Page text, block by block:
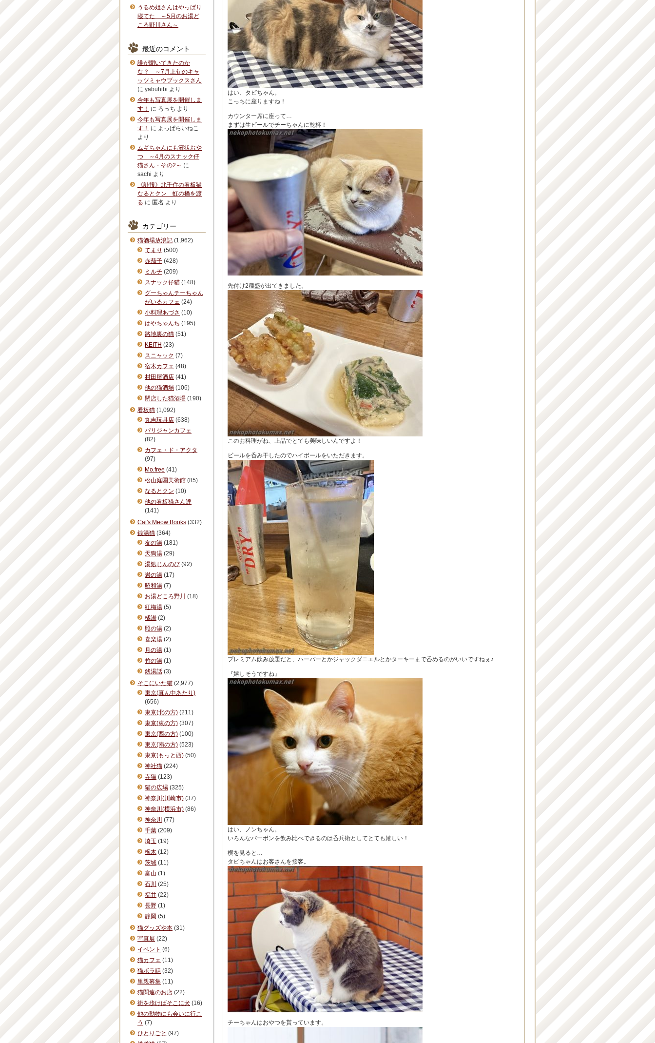
はい、タビちゃん。
こっちに座りますね！
カウンター席に座って…
まずは生ビールでチーちゃんに乾杯！
先付け2種盛が出てきました。
このお料理がね、上品でとても美味しいんですよ！
ビールを呑み干したのでハイボールをいただきます。
プレミアム飲み放題だと、ハーパーとかジャックダニエルとかターキーまで呑めるのがいいですねぇ♪
『嬉しそうですね』
はい、ノンちゃん。
いろんなバーボンを飲み比べできるのは呑兵衛としてとても嬉しい！
横を見ると…
タビちゃんはお客さんを接客。
チーちゃんはおやつを貰っています。
うるめ姐さんはやっぱり
寝てた ～5月のお湯ど
ころ野川さん～
最近のコメント
誰が聞いてきたのか
な？ ～7月上旬のキャ
ッツミャウブックスさん
に yabuhibi より
今年も写真展を開催しま
す！
に ろっち より
今年も写真展を開催しま
す！
に よっぱらいねこ
より
ムギちゃんにも液状おや
つ ～4月のスナック仔
猫さん・その2～ に
sachi より
《訃報》北千住の看板猫
なるとクン 虹の橋を渡
る に 匿名 より
カテゴリー
猫酒場放浪記 (1,962)
てまり (500)
赤茄子 (428)
ミルチ (209)
スナック仔猫 (148)
グーちゃんチーちゃん
がいるカフェ (24)
小料理あづさ (10)
はやちゃんち (195)
路地裏の猫 (51)
KEITH (23)
スニャック (7)
宿木カフェ (48)
村田屋酒店 (41)
他の猫酒場 (106)
閉店した猫酒場 (190)
看板猫 (1,092)
丸吉玩具店 (638)
パリジャンカフェ
(82)
カフェ・ド・アクタ
(97)
Mo.free (41)
松山庭園美術館 (85)
なるとクン (10)
他の看板猫さん達
(141)
Cat's Meow Books (332)
銭湯猫 (364)
友の湯 (181)
天狗湯 (29)
湯処じんのび (92)
岩の湯 (17)
昭和湯 (7)
お湯どころ野川 (18)
紅梅湯 (5)
橘湯 (2)
照の湯 (2)
喜楽湯 (2)
月の湯 (1)
竹の湯 (1)
銭湯話 (3)
そこにいた猫 (2,977)
東京(真ん中あたり)
(656)
東京(北の方) (211)
東京(東の方) (307)
東京(西の方) (100)
東京(南の方) (523)
東京(もっと西) (50)
神社猫 (224)
寺猫 (123)
猫の広場 (325)
神奈川(川崎市) (37)
神奈川(横浜市) (86)
神奈川 (77)
千葉 (209)
埼玉 (19)
栃木 (12)
茨城 (11)
富山 (1)
石川 (25)
福井 (22)
長野 (1)
静岡 (5)
猫グッズや本 (31)
写真展 (22)
イベント (6)
猫カフェ (11)
猫ボラ話 (32)
里親募集 (11)
猫関連のお店 (22)
街を歩けばそこに犬 (16)
他の動物にも会いに行こ
う (7)
ひとりごと (97)